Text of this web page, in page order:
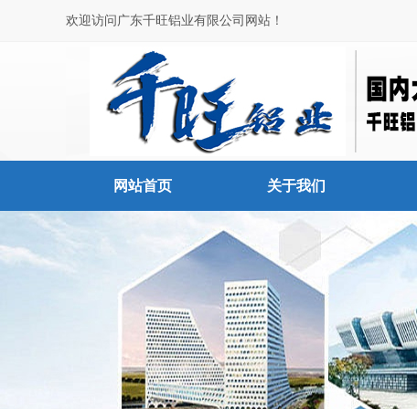
欢迎访问广东千旺铝业有限公司网站！
网站首页 关于我们